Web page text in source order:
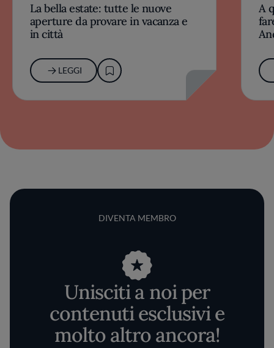
La bella estate: tutte le nuove
aperture da provare in vacanza e
in città
LEGGI
A
DIVENTA MEMBRO
Unisciti a noi per
contenuti esclusivi e
molto altro ancora!